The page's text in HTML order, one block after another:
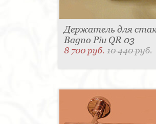
Держатель для
Bagno Piu QR 03
8 700 руб.10 440 руб.